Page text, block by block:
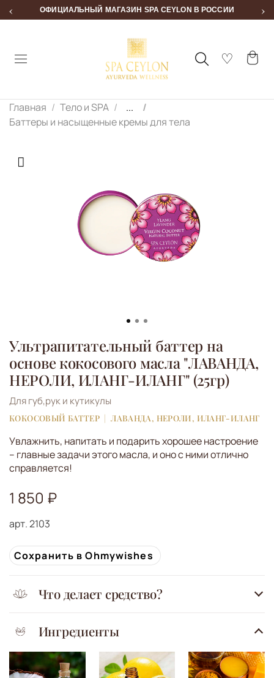
‹ ОФИЦИАЛЬНЫЙ МАГАЗИН SPA CEYLON В РОССИИ ›
Главная Тело и SPA
...
Баттеры и насыщенные кремы для тела
арт.2103
Ультрапитательный баттер на
основе кокосового масла "ЛАВАНДА,
НЕРОЛИ, ИЛАНГ-ИЛАНГ" (25гр)
1 850 ₽
Сохранить в Ohmywishes
Для губ,рук и кутикулы
КОКОСОВЫЙ БАТТЕР ЛАВАНДА, НЕРОЛИ, ИЛАНГ-ИЛАНГ
Увлажнить, напитать и подарить хорошее настроение
– главные задачи этого масла, и оно с ними отлично
справляется!
Что делает средство?
Ингредиенты